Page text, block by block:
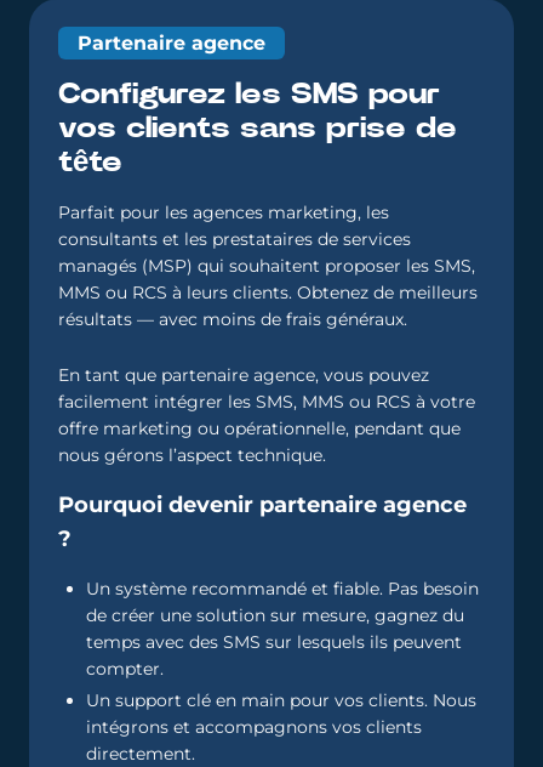
Partenaire agence
Configurez les SMS pour
vos clients sans prise de
tête
Parfait pour les agences marketing, les
consultants et les prestataires de services
managés (MSP) qui souhaitent proposer les SMS,
MMS ou RCS à leurs clients. Obtenez de meilleurs
résultats — avec moins de frais généraux.
En tant que partenaire agence, vous pouvez
facilement intégrer les SMS, MMS ou RCS à votre
offre marketing ou opérationnelle, pendant que
nous gérons l’aspect technique.
Pourquoi devenir partenaire agence
?
Un système recommandé et fiable. Pas besoin
de créer une solution sur mesure, gagnez du
temps avec des SMS sur lesquels ils peuvent
compter.
Un support clé en main pour vos clients. Nous
intégrons et accompagnons vos clients
directement.